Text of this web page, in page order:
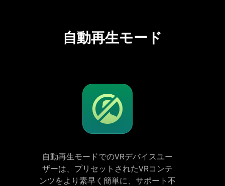
自動再生モード
自動再生モードでのVRデバイスユー
ザーは、プリセットされたVRコンテ
ンツをより素早く簡単に、サポート不